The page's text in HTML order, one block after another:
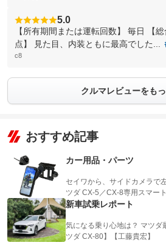
5.0
【所有期間または運転回数】 毎日 【
点】 見た目、内装ともに最高でした...
c8
クルマレビューをも
おすすめ記事
カー用品・パーツ
セイワから、サイドカメラで
ツダ CX-5／CX-8専用スマー
新車試乗レポート
気になる乗り心地は？ マツダ
ツダ CX-80】【工藤貴宏】